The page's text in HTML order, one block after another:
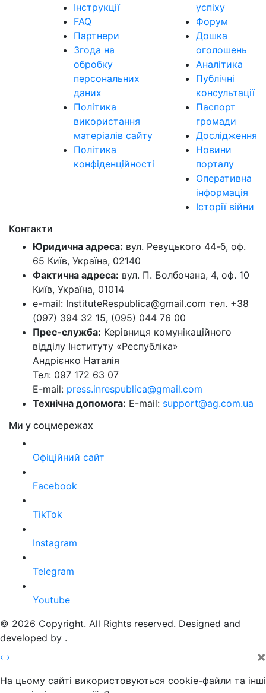
Інструкції
FAQ
Партнери
Згода на
обробку
персональних
даних
Політика
використання
матеріалів сайту
Політика
конфіденційності
успіху
Форум
Дошка
оголошень
Аналітика
Публічні
консультації
Паспорт
громади
Дослідження
Новини
порталу
Оперативна
інформація
Історії війни
Контакти
Юридична адреса: вул. Ревуцького 44-б, оф.
65 Київ, Україна, 02140
Фактична адреса: вул. П. Болбочана, 4, оф. 10
Київ, Україна, 01014
e-mail: InstituteRespublica@gmail.com тел. +38
(097) 394 32 15, (095) 044 76 00
Прес-служба: Керівниця комунікаційного
відділу Інституту «Республіка»
Андрієнко Наталія
Тел: 097 172 63 07
E-mail: press.inrespublica@gmail.com
Технічна допомога: E-mail: support@ag.com.ua
Ми у соцмережах
Офіційний сайт
Facebook
TikTok
Instagram
Telegram
Youtube
© 2026 Copyright. All Rights reserved. Designed and
developed by .
‹ › ×
На цьому сайті використовуються cookie-файли та інші